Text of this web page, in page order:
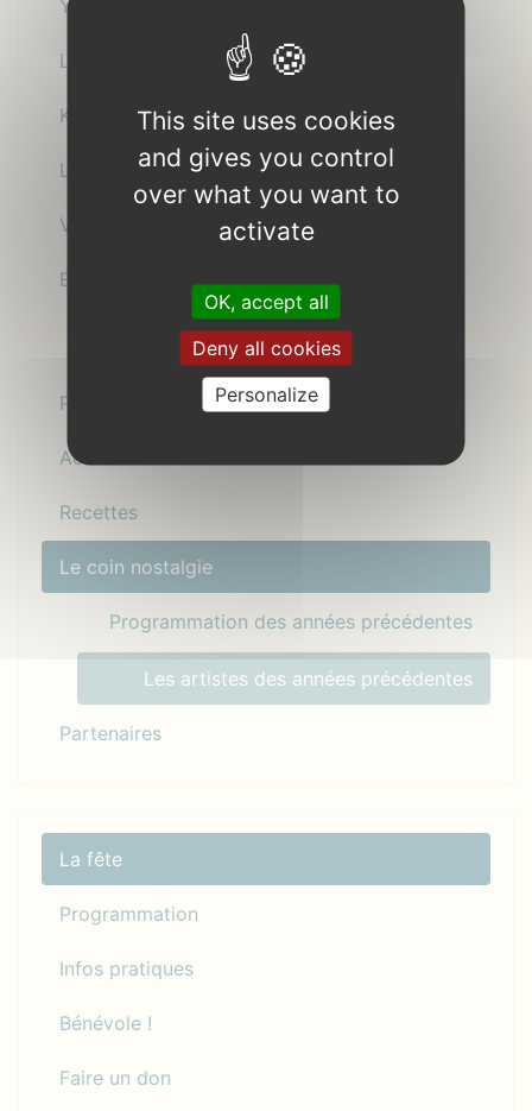
Yannick Dabo & Yann-Ewen L’Haridon
La Sèrcl
Kerbedig
L’Usine à canards
Vilaine
Erwan Menguy Quartet
Présentation
Actualité
Recettes
Le coin nostalgie
Programmation des années précédentes
Les artistes des années précédentes
Partenaires
La fête
Programmation
Infos pratiques
Bénévole !
Faire un don
This site uses cookies
and gives you control
over what you want to
activate
OK, accept all
Deny all cookies
Personalize